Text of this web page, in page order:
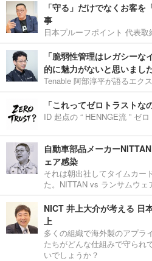
「守る」だけでなくお客
事
日本プルーフポイント 代表
「脆弱性管理はレガシー
的に魅力がないと思いまし
Tenable 阿部淳平が語るエク
「これってゼロトラスト
ID 起点の “ HENNGE流 ” ゼ
自動車部品メーカー
ェア感染
それは朝出社してタイムカー
た。NITTAN vs ランサムウェ
NICT 井上大介が考える 日
上
多くの組織で海外製のアプラ
たちがどんな仕組みで守られ
いでしょうか？